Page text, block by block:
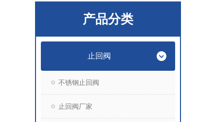
产品分类
止回阀
不锈钢止回阀
止回阀厂家